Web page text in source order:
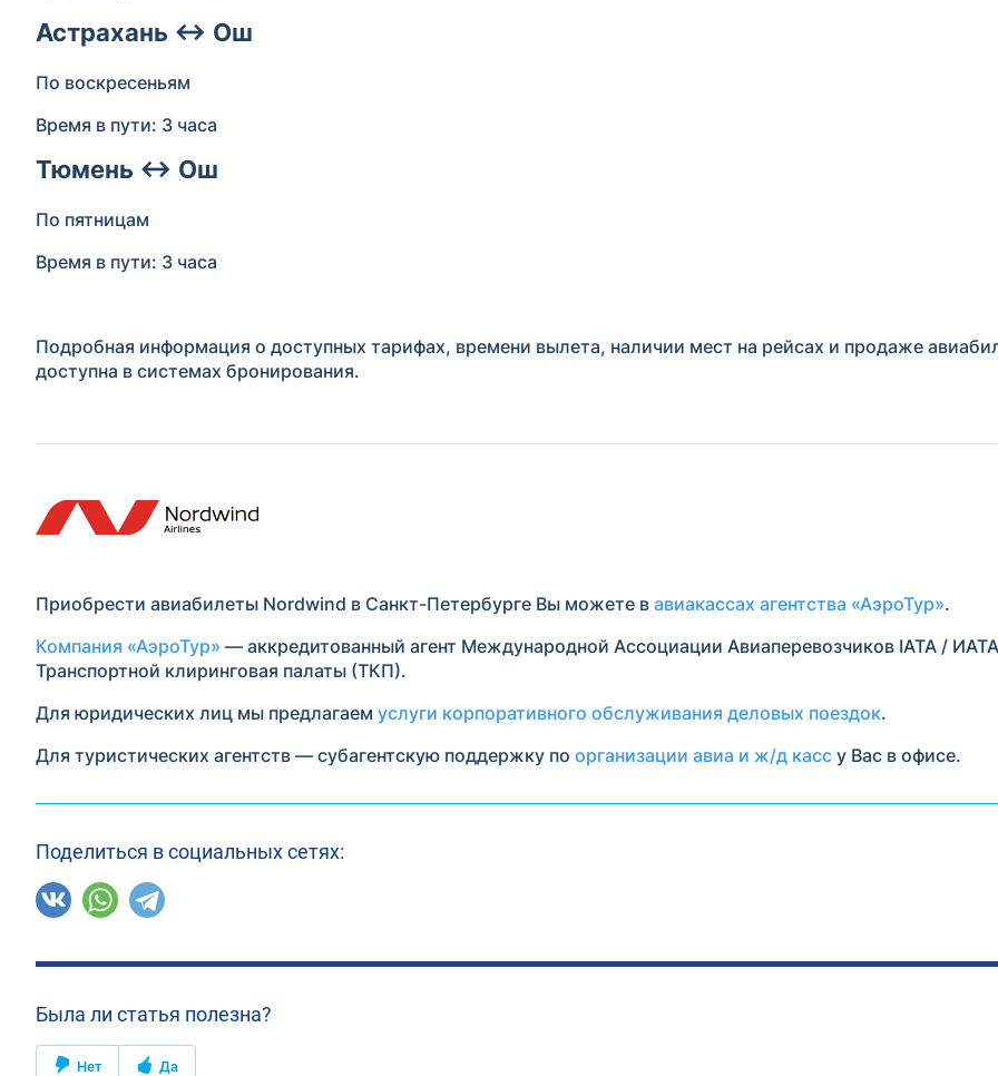
Астрахань ↔ Ош
По воскресеньям
Время в пути: 3 часа
Тюмень ↔ Ош
По пятницам
Время в пути: 3 часа
Подробная информация о доступных тарифах, времени вылета, наличии мест на рейсах и продаже
доступна в системах бронирования.
Приобрести авиабилеты Nordwind в Санкт-Петербурге Вы можете в авиакассах агентства «АэроТур».
Компания «АэроТур» — аккредитованный агент Международной Ассоциации Авиаперевозчиков IATA /
Транспортной клиринговая палаты (ТКП).
Для юридических лиц мы предлагаем услуги корпоративного обслуживания деловых поездок.
Для туристических агентств — субагентскую поддержку по организации авиа и ж/д касс у Вас в офисе.
Поделиться в социальных сетях:
Была ли статья полезна?
Нет Да